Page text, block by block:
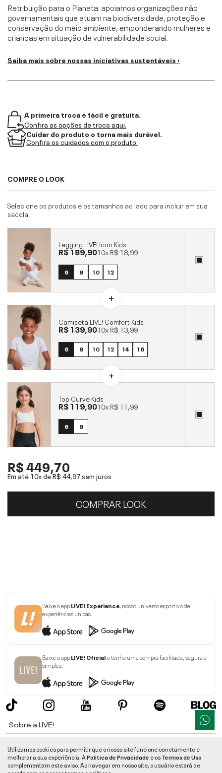
Retribuição para o Planeta: apoiamos organizações não
governamentais que atuam na biodiversidade, proteção e
conservação do meio ambiente, emponderando mulheres e
crianças em situação de vulnerabilidade social.
Saiba mais sobre nossas iniciativas sustentáveis ›
A primeira troca é fácil e gratuita.
Confira as opções de troca aqui.
Cuidar do produto o torna mais durável.
Confira os cuidados com o produto.
COMPRE O LOOK
Selecione os produtos e os tamanhos ao lado para incluir em sua
sacola.
Legging LIVE! Icon Kids
R$ 189,9010xR$ 18,99
6 8 10 12
Camiseta LIVE! Comfort Kids
R$ 139,9010xR$ 13,99
6 8 10 12 14 16
Top Curve Kids
R$ 119,9010xR$ 11,99
6 8
R$ 449,70
Em até 10x deR$ 44,97sem juros
COMPRAR LOOK
Baixe o appLIVE! Experience, nosso universo esportivo de
experiências únicas.
Baixe o appLIVE! Oficiale tenha uma compra facilitada, segura e
simples.
Sobre a LIVE!
Informações
Utilizamos cookies para permitir que o nosso site funcione corretamente e
melhorar a sua experiência. APolitica de Privacidade e osTermos de Uso
complementam este aviso. Ao navegar em nosso site, o usuário estará de